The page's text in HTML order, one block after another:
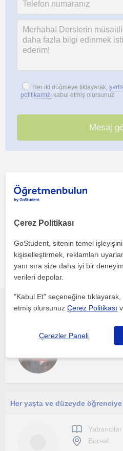
Her iki düğmeye tıklayarak,
politikamızı kabul etmiş olursunuz
Bu ilanı paylaş veya
Bursal bölgesinde ilginizi
Yabancılar için pratik ve akıcı
Bursal
Çerez Politikası
GoStudent, sitenin temel
kişiselleştirmek, reklamları
yanı sıra size daha iyi bir
verileri depolar.
"Kabul Et" seçeneğine tıklayarak,
etmiş olursunuzÇerez Politikası
Çerezler Paneli